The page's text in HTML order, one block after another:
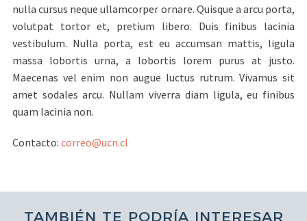
nulla cursus neque ullamcorper ornare. Quisque a arcu porta,
volutpat tortor et, pretium libero. Duis finibus lacinia
vestibulum. Nulla porta, est eu accumsan mattis, ligula
massa lobortis urna, a lobortis lorem purus at justo.
Maecenas vel enim non augue luctus rutrum. Vivamus sit
amet sodales arcu. Nullam viverra diam ligula, eu finibus
quam lacinia non.
Contacto: correo@ucn.cl
TAMBIÉN TE PODRÍA INTERESAR